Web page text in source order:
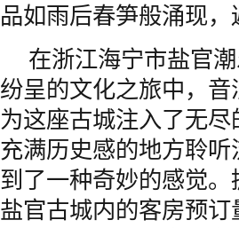
品如雨后春笋般涌现，
在浙江海宁市盐官
纷呈的文化之旅中，
为这座古城注入了无
充满历史感的地方聆
到了一种奇妙的感觉
盐官古城内的客房预